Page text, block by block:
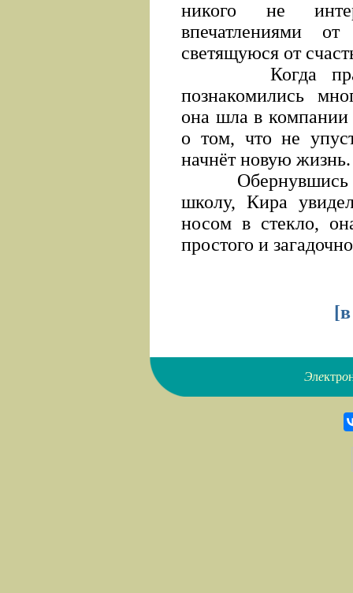
никого не
впечатлениями
светящуюся от
Когда
познакомились
она шла в компании
о том, что не
начнёт новую жизнь.
Обернувшись
школу, Кира
носом в стекло,
простого и
[
Электро